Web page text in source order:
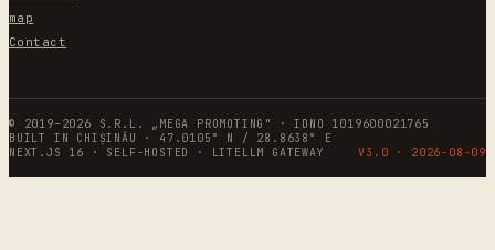
map
Contact
© 2019–2026 S.R.L. „MEGA PROMOTING" · IDNO 1019600021765
BUILT IN CHIȘINĂU · 47.0105° N / 28.8638° E
NEXT.JS 16 · SELF-HOSTED · LITELLM GATEWAY
V3.0 · 2026-08-09